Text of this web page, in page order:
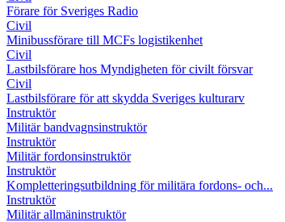
Förare för Sveriges Radio
Civil
Minibussförare till MCFs logistikenhet
Civil
Lastbilsförare hos Myndigheten för civilt försvar
Civil
Lastbilsförare för att skydda Sveriges kulturarv
Instruktör
Militär bandvagnsinstruktör
Instruktör
Militär fordonsinstruktör
Instruktör
Kompletteringsutbildning för militära fordons- och...
Instruktör
Militär allmäninstruktör